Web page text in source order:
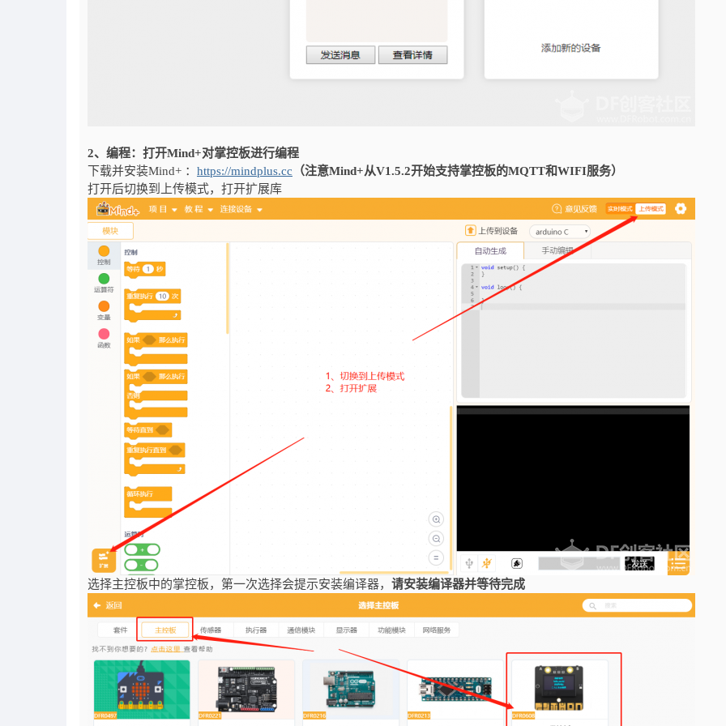
2、编程：打开Mind+对掌控板进行编程
下载并安装Mind+ ： https://mindplus.cc （注意Mind+从V1.5.2开始支持掌控板的MQTT和WIFI服务）
打开后切换到上传模式，打开扩展库
选择主控板中的掌控板，第一次选择会提示安装编译器， 请安装编译器并等待完成